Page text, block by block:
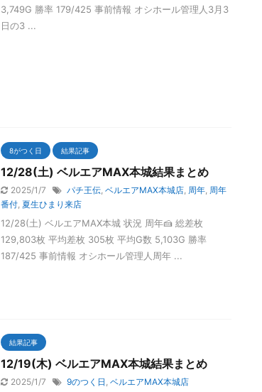
3,749G 勝率 179/425 事前情報 オシホール管理人3月3
日の3 ...
8がつく日 結果記事
12/28(土) ベルエアMAX本城結果まとめ
2025/1/7 パチ王伝, ベルエアMAX本城店, 周年, 周年
番付, 夏生ひまり来店
12/28(土) ベルエアMAX本城 状況 周年🍰 総差枚
129,803枚 平均差枚 305枚 平均G数 5,103G 勝率
187/425 事前情報 オシホール管理人周年 ...
結果記事
12/19(木) ベルエアMAX本城結果まとめ
2025/1/7 9のつく日 ベルエアMAX本城店